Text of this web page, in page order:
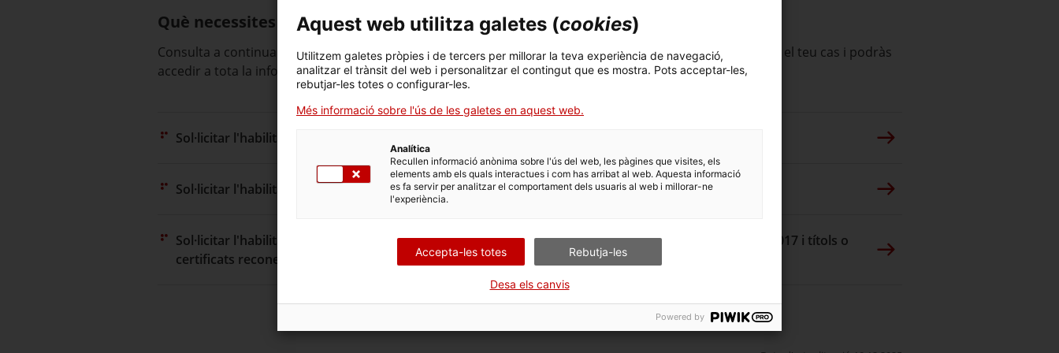
Què necessites fer?
Consulta a continuació totes les opcions vinculades a aquest tràmit. Selecciona la que correspongui amb el teu cas i podràs
accedir a tota la informació i condicions de tramitació.
Sol·licitar l'habilitació excepcional
Sol·licitar l'habilitació provisional
Sol·licitar l'habilitació excepcional (per a personal auxiliar amb experiència laboral anterior al 31/12/2017 i títols o
certificats reconeguts)
Aquest web utilitza galetes (cookies)
Utilitzem galetes pròpies i de tercers per millorar la teva experiència de navegació,
analitzar el trànsit del web i personalitzar el contingut que es mostra. Pots acceptar-les,
rebutjar-les totes o configurar-les.
Més informació sobre l'ús de les galetes en aquest web.
Analítica
Recullen informació anònima sobre l'ús del web, les pàgines que visites, els
elements amb els quals interactues i com has arribat al web. Aquesta informació
es fa servir per analitzar el comportament dels usuaris al web i millorar-ne
l'experiència.
Accepta-les totes Rebutja-les
Desa els canvis
Powered by